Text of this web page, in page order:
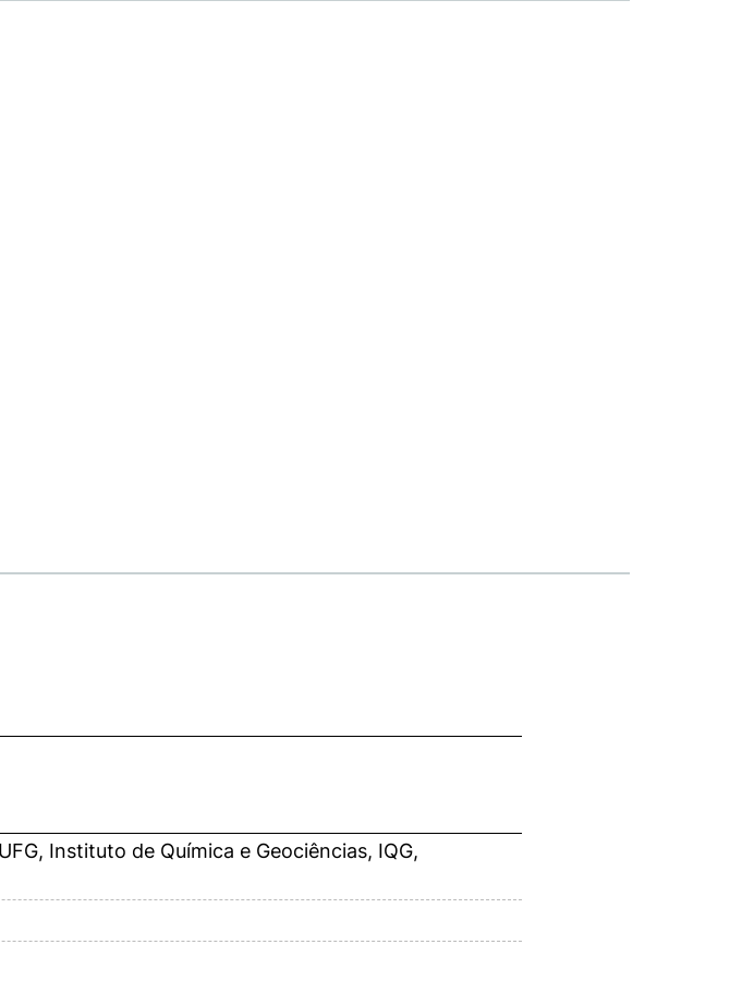
Instituto de Química e Geociências, IQG,